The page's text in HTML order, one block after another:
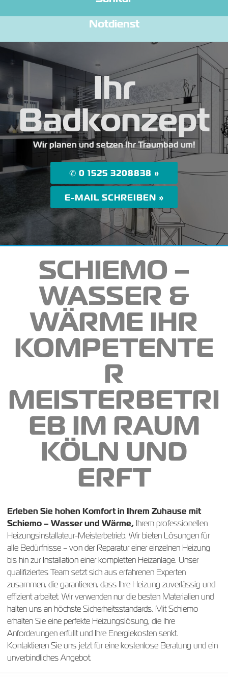
Notdienst
Ihr
Badkonzept
Wir planen und setzen Ihr Traumbad um!
✆ 0 1525 3208838 »
E-MAIL SCHREIBEN »
SCHIEMO –
WASSER &
WÄRME IHR
KOMPETENTE
R
MEISTERBETRI
EB IM RAUM
KÖLN UND
ERFT
Erleben Sie hohen Komfort in Ihrem Zuhause mit
Schiemo – Wasser und Wärme, Ihrem professionellen
Heizungsinstallateur-Meisterbetrieb. Wir bieten Lösungen für
alle Bedürfnisse – von der Reparatur einer einzelnen Heizung
bis hin zur Installation einer kompletten Heizanlage. Unser
qualifiziertes Team setzt sich aus erfahrenen Experten
zusammen, die garantieren, dass Ihre Heizung zuverlässig und
effizient arbeitet. Wir verwenden nur die besten Materialien und
halten uns an höchste Sicherheitsstandards. Mit Schiemo
erhalten Sie eine perfekte Heizungslösung, die Ihre
Anforderungen erfüllt und Ihre Energiekosten senkt.
Kontaktieren Sie uns jetzt für eine kostenlose Beratung und ein
unverbindliches Angebot.